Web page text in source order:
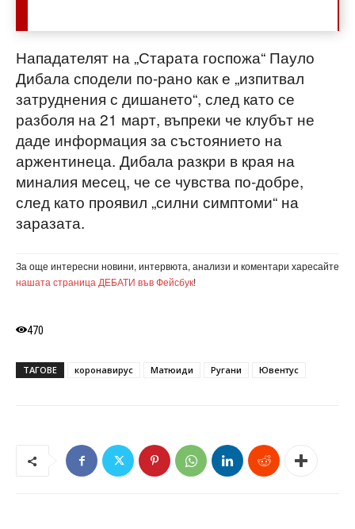
Нападателят на „Старата госпожа“ Пауло
Дибала сподели по-рано как е „изпитвал
затруднения с дишането“, след като се
разболя на 21 март, въпреки че клубът не
даде информация за състоянието на
аржентинеца. Дибала разкри в края на
миналия месец, че се чувства по-добре,
след като проявил „силни симптоми“ на
заразата.
За още интересни новини, интервюта, анализи и коментари харесайте
нашата страница ДЕБАТИ във Фейсбук!
470
ТАГОВЕ коронавирус Матюиди Ругани Ювентус